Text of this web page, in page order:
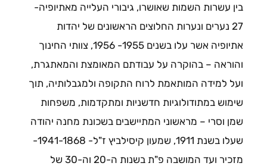
בין עשרות השמות שאושרו, גיבורי העלייה מאתיופיה-
27 נערים ונערות החלוצים הראשונים של יהדות
אתיופיה אשר עלו בשנים 1955- 1956, צוותי החינוך
והוראה – בהוקרה על עבודתם המאומצת והמאתגרת,
ועל למידה המותאמת לרוח התקופה ולמגבלותיה, תוך
שימוש במתודולוגיות חדשניות ומתקדמות, משפחות
שמן וסרי – מראשוני המתיישבים בשכונת מחנה יהודה
שעלו בשנת 1911, שמעון קיסילביץ ז"ל- 1941-1868-
מזכיר ועד המושבה פ"ת בשנות ה-20 וה-30 של